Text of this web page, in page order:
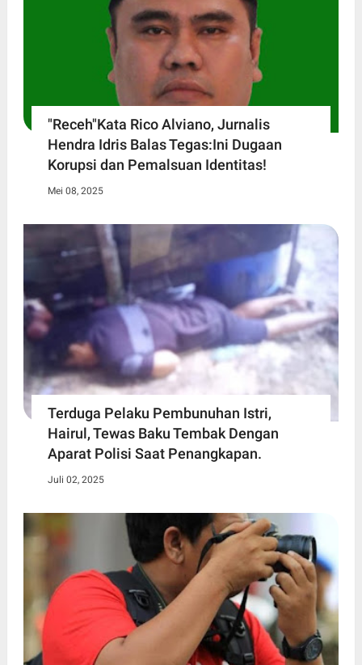
"Receh"Kata Rico Alviano, Jurnalis
Hendra Idris Balas Tegas:Ini Dugaan
Korupsi dan Pemalsuan Identitas!
Mei 08, 2025
Terduga Pelaku Pembunuhan Istri,
Hairul, Tewas Baku Tembak Dengan
Aparat Polisi Saat Penangkapan.
Juli 02, 2025